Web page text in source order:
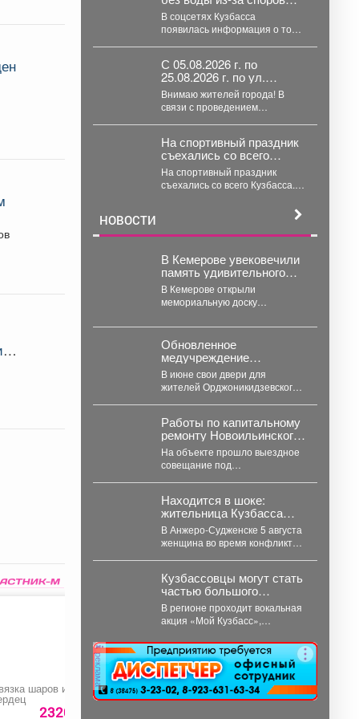
шаров и
2320 руб.
Электроды «ОК-46
ESAB»
Поролон мебельный
листовой
бизнесмена и
коммунальщиков
В соцсетях Кузбасса
появилась информация о том,
без...
С 05.08.2026 г. по
25.08.2026 г. по ул.
Кузнецкая вводится
реверсивное движения
для автотранспорта
Внимаю жителей города! В
связи с проведением
На спортивный праздник
съехались со всего
Кузбасса.
На спортивный праздник
съехались со всего Кузбасса. В
НОВОСТИ
В Кемерове увековечили
память удивительного
испанца
В Кемерове открыли
мемориальную доску
разреза "Кедровский"
Александру Барредо –
испанцу, который стал...
Обновленное
медучреждение
ежедневно принимает по
180 пациентов.
В июне свои двери для
жителей Орджоникидзевского
горбольницы. В...
Работы по капитальному
ремонту Новоильинского
тоннеля идут в
соответствии с графиком
На объекте прошло выездное
совещание под
Новокузнецка Евгения
Бедарева. В настоящее...
Находится в шоке:
жительница Кузбасса
ударила мужа ножом в
сердце - подробности
В Анжеро-Судженске 5 августа
женщина во время конфликта
Кузбассовцы могут стать
частью большого
праздничного проекта ко
Дню шахтера.
В регионе проходит вокальная
акция «Мой Кузбасс»,
гимн Кузбасса и смогут
попасть...
реклама